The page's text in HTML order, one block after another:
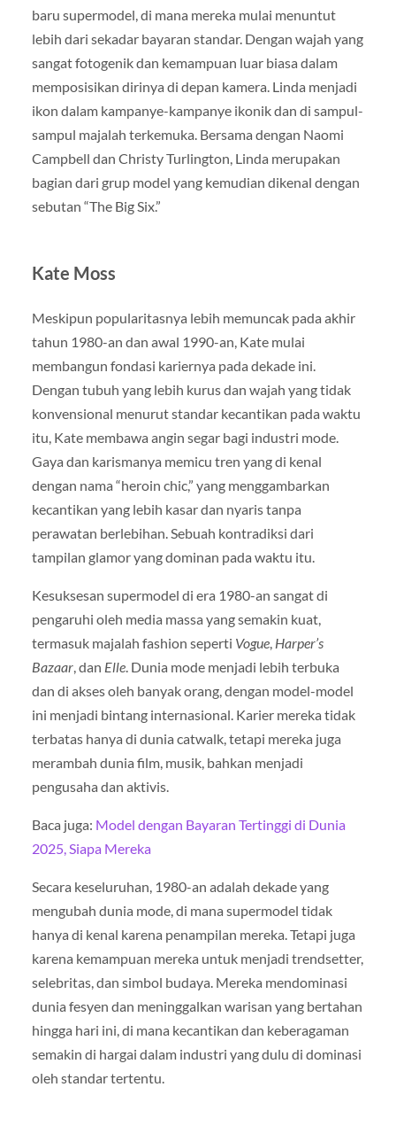
baru supermodel, di mana mereka mulai menuntut
lebih dari sekadar bayaran standar. Dengan wajah yang
sangat fotogenik dan kemampuan luar biasa dalam
memposisikan dirinya di depan kamera. Linda menjadi
ikon dalam kampanye-kampanye ikonik dan di sampul-
sampul majalah terkemuka. Bersama dengan Naomi
Campbell dan Christy Turlington, Linda merupakan
bagian dari grup model yang kemudian dikenal dengan
sebutan “The Big Six.”
Kate Moss
Meskipun popularitasnya lebih memuncak pada akhir
tahun 1980-an dan awal 1990-an, Kate mulai
membangun fondasi kariernya pada dekade ini.
Dengan tubuh yang lebih kurus dan wajah yang tidak
konvensional menurut standar kecantikan pada waktu
itu, Kate membawa angin segar bagi industri mode.
Gaya dan karismanya memicu tren yang di kenal
dengan nama “heroin chic,” yang menggambarkan
kecantikan yang lebih kasar dan nyaris tanpa
perawatan berlebihan. Sebuah kontradiksi dari
tampilan glamor yang dominan pada waktu itu.
Kesuksesan supermodel di era 1980-an sangat di
pengaruhi oleh media massa yang semakin kuat,
termasuk majalah fashion seperti Vogue, Harper’s
Bazaar, dan Elle. Dunia mode menjadi lebih terbuka
dan di akses oleh banyak orang, dengan model-model
ini menjadi bintang internasional. Karier mereka tidak
terbatas hanya di dunia catwalk, tetapi mereka juga
merambah dunia film, musik, bahkan menjadi
pengusaha dan aktivis.
Baca juga: Model dengan Bayaran Tertinggi di Dunia
2025, Siapa Mereka
Secara keseluruhan, 1980-an adalah dekade yang
mengubah dunia mode, di mana supermodel tidak
hanya di kenal karena penampilan mereka. Tetapi juga
karena kemampuan mereka untuk menjadi trendsetter,
selebritas, dan simbol budaya. Mereka mendominasi
dunia fesyen dan meninggalkan warisan yang bertahan
hingga hari ini, di mana kecantikan dan keberagaman
semakin di hargai dalam industri yang dulu di dominasi
oleh standar tertentu.